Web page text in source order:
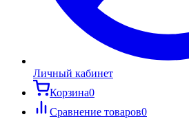
Личный кабинет
Корзина0
Сравнение товаров0